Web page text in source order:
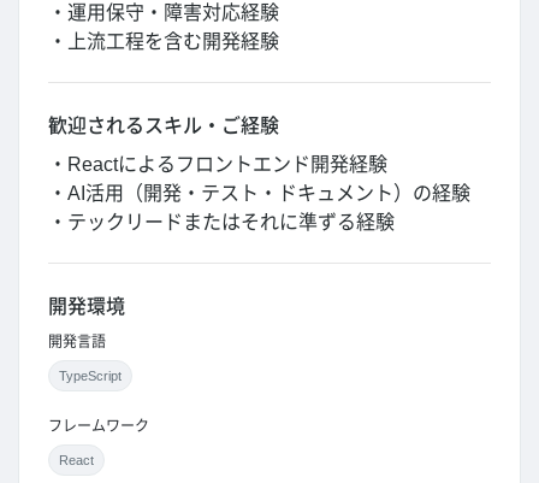
・運用保守・障害対応経験
・上流工程を含む開発経験
歓迎されるスキル・ご経験
・Reactによるフロントエンド開発経験
・AI活用（開発・テスト・ドキュメント）の経験
・テックリードまたはそれに準ずる経験
開発環境
開発言語
TypeScript
フレームワーク
React